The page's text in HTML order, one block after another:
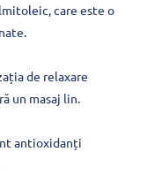
care este o
de relaxare
un masaj lin.
antioxidanți